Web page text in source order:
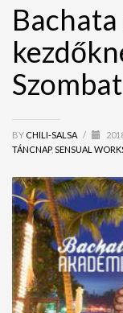
Szombat
BY CHILI-SALSA /
TÁNCNAP, SENSUAL